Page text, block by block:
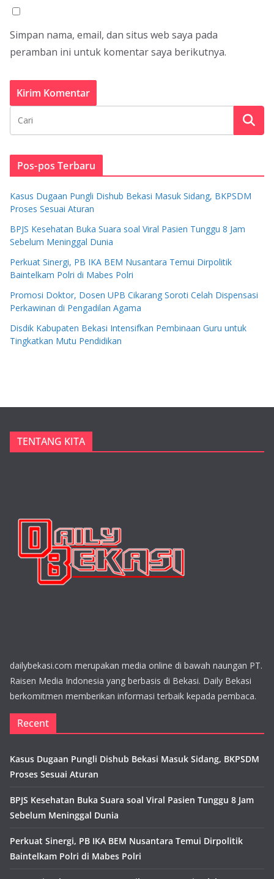
Simpan nama, email, dan situs web saya pada
peramban ini untuk komentar saya berikutnya.
Pos-pos Terbaru
Kasus Dugaan Pungli Dishub Bekasi Masuk Sidang, BKPSDM
Proses Sesuai Aturan
BPJS Kesehatan Buka Suara soal Viral Pasien Tunggu 8 Jam
Sebelum Meninggal Dunia
Perkuat Sinergi, PB IKA BEM Nusantara Temui Dirpolitik
Baintelkam Polri di Mabes Polri
Promosi Doktor, Dosen UPB Cikarang Soroti Celah Dispensasi
Perkawinan di Pengadilan Agama
Disdik Kabupaten Bekasi Intensifkan Pembinaan Guru untuk
Tingkatkan Mutu Pendidikan
TENTANG KITA
dailybekasi.com merupakan media online di bawah naungan PT.
Raisen Media Indonesia yang berbasis di Bekasi. Daily Bekasi
berkomitmen memberikan informasi terbaik kepada pembaca.
Recent
Kasus Dugaan Pungli Dishub Bekasi Masuk Sidang, BKPSDM
Proses Sesuai Aturan
BPJS Kesehatan Buka Suara soal Viral Pasien Tunggu 8 Jam
Sebelum Meninggal Dunia
Perkuat Sinergi, PB IKA BEM Nusantara Temui Dirpolitik
Baintelkam Polri di Mabes Polri